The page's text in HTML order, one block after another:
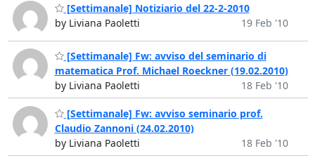
[Settimanale] Notiziario del 22-2-2010
by Liviana Paoletti
19 Feb '10
[Settimanale] Fw: avviso del seminario di
matematica Prof. Michael Roeckner (19.02.2010)
by Liviana Paoletti
18 Feb '10
[Settimanale] Fw: avviso seminario prof.
Claudio Zannoni (24.02.2010)
by Liviana Paoletti
18 Feb '10